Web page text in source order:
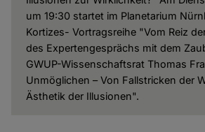
um 19:30 startet im Planetarium
Kortizes- Vortragsreihe "Vom Reiz
des Expertengesprächs mit dem
GWUP-Wissenschaftsrat Thomas
Unmöglichen – Von Fallstricken der
Ästhetik der Illusionen".